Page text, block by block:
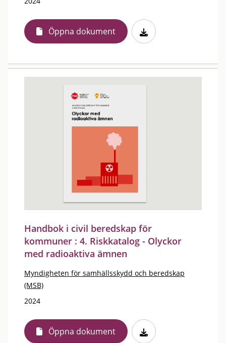
Öppna dokument
Handbok i civil beredskap för
kommuner : 4. Riskkatalog - Olyckor
med radioaktiva ämnen
Myndigheten för samhällsskydd och beredskap
(MSB)
2024
Öppna dokument